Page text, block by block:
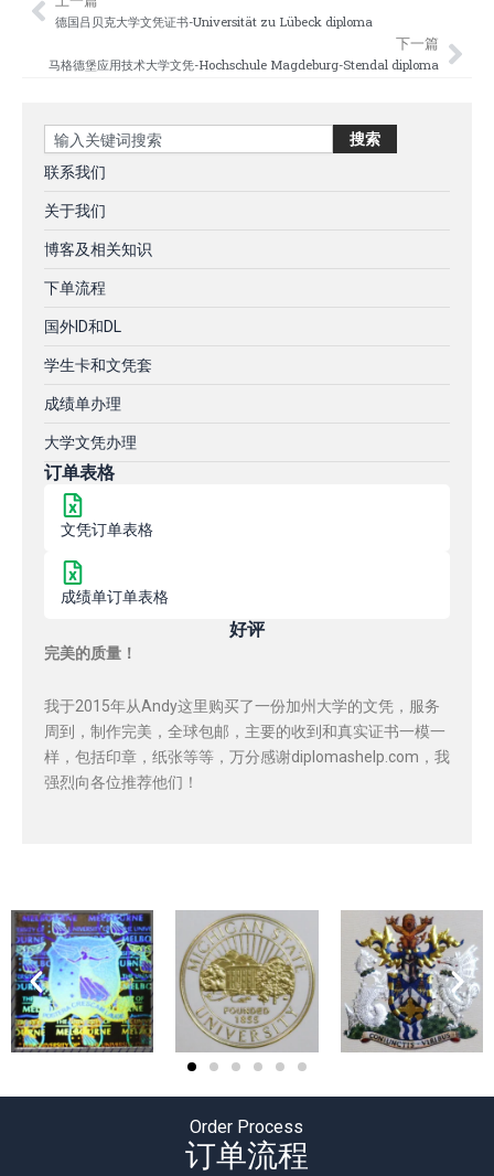
Prev
德国吕贝克大学文凭证书-Universität zu Lübeck diploma
下一篇
马格德堡应用技术大学文凭-Hochschule Magdeburg-Stendal diploma
Search 搜索
联系我们
关于我们
博客及相关知识
下单流程
国外ID和DL
学生卡和文凭套
成绩单办理
大学文凭办理
订单表格
文凭订单表格
成绩单订单表格
好评
完美的质量！
我于2015年从Andy这里购买了一份加州大学的文凭，服务
周到，制作完美，全球包邮，主要的收到和真实证书一模一
样，包括印章，纸张等等，万分感谢diplomashelp.com，我
强烈向各位推荐他们！
Order Process
订单流程